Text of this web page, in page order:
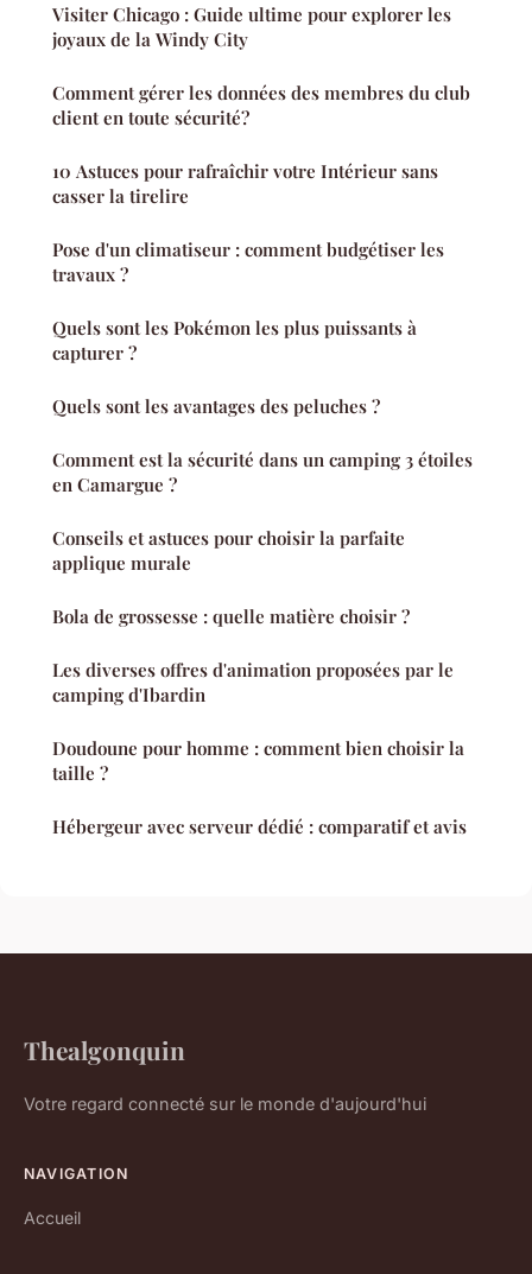
Visiter Chicago : Guide ultime pour explorer les
joyaux de la Windy City
Comment gérer les données des membres du club
client en toute sécurité?
10 Astuces pour rafraîchir votre Intérieur sans
casser la tirelire
Pose d'un climatiseur : comment budgétiser les
travaux ?
Quels sont les Pokémon les plus puissants à
capturer ?
Quels sont les avantages des peluches ?
Comment est la sécurité dans un camping 3 étoiles
en Camargue ?
Conseils et astuces pour choisir la parfaite
applique murale
Bola de grossesse : quelle matière choisir ?
Les diverses offres d'animation proposées par le
camping d'Ibardin
Doudoune pour homme : comment bien choisir la
taille ?
Hébergeur avec serveur dédié : comparatif et avis
Thealgonquin
Votre regard connecté sur le monde d'aujourd'hui
NAVIGATION
Accueil